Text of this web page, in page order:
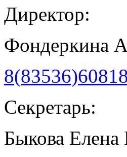
Директор:
Фондеркина
8(83536)60818
Секретарь:
Быкова Елена